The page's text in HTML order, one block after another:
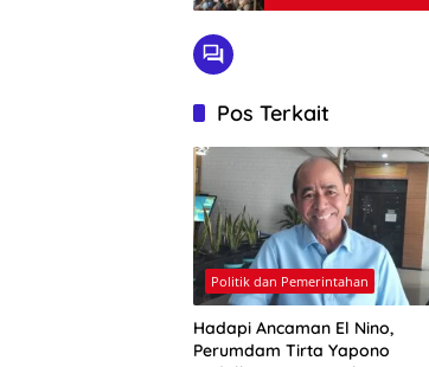
Pos Terkait
Politik dan Pemerintahan
Hadapi Ancaman El Nino,
Perumdam Tirta Yapono